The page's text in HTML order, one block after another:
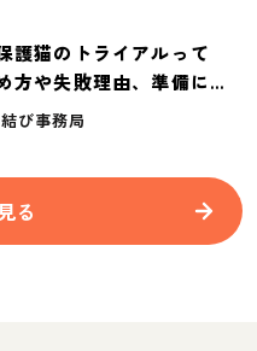
護猫のトライアルって
方や失敗理由、準備に必
紹介
び事務局
る